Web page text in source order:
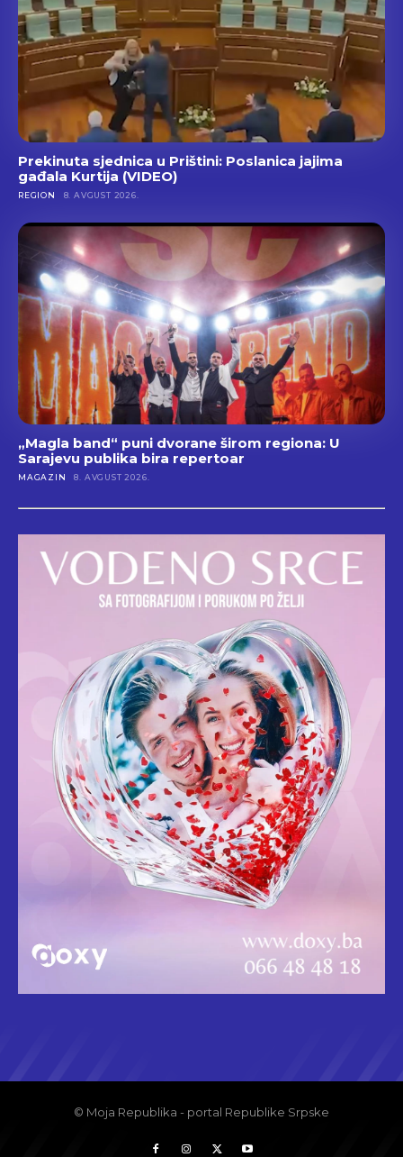
Prekinuta sjednica u Prištini: Poslanica jajima
gađala Kurtija (VIDEO)
REGION 8. AVGUST 2026.
„Magla band“ puni dvorane širom regiona: U
Sarajevu publika bira repertoar
MAGAZIN 8. AVGUST 2026.
© Moja Republika - portal Republike Srpske